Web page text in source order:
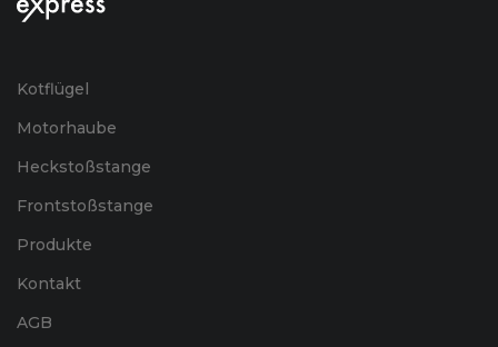
Kotflügel
Motorhaube
Heckstoßstange
Frontstoßstange
Produkte
Kontakt
AGB